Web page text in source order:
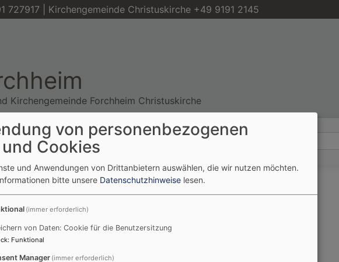
727917 | Kirchengemeinde Christuskirche +49 9191 2145
Kirchengemeinde Forchheim Christuskirche
& Kunst
Begleitung &
Beratung
Angebote A-Z Spenden
von personenbezogenen
Cookies
und Anwendungen von Drittanbietern auswählen, die wir nutzen möchten.
bitte unsere Datenschutzhinweise lesen.
(immer erforderlich)
von Daten: Cookie für die Benutzersitzung
: Funktional
Manager (immer erforderlich)